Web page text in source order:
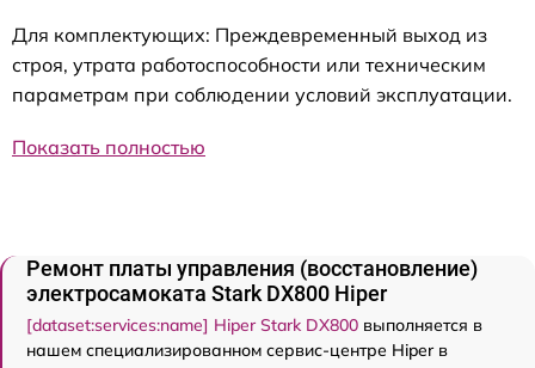
Для комплектующих: Преждевременный выход из
строя, утрата работоспособности или техническим
параметрам при соблюдении условий эксплуатации.
Показать полностью
Ремонт платы управления (восстановление)
электросамоката Stark DX800 Hiper
[dataset:services:name] Hiper Stark DX800 выполняется в
нашем специализированном сервис-центре Hiper в